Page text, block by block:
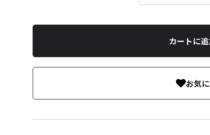
カートに
お気